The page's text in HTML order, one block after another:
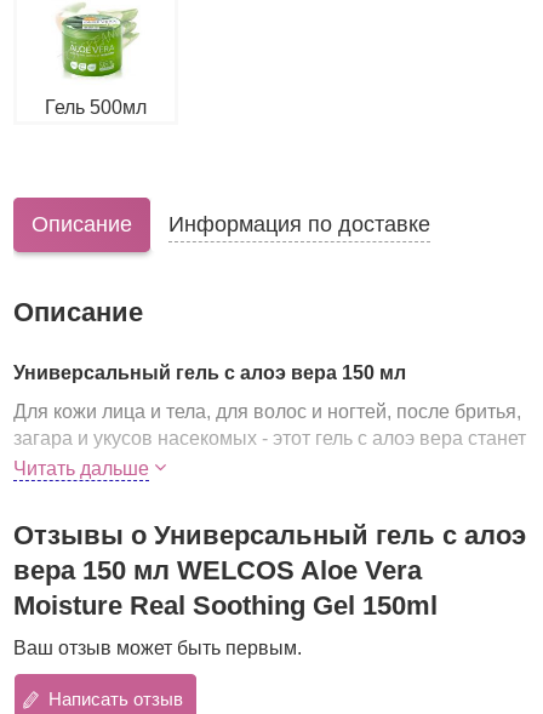
Гель 500мл
Описание Информация по доставке
Описание
Универсальный гель с алоэ вера 150 мл
Для кожи лица и тела, для волос и ногтей, после бритья,
загара и укусов насекомых - этот гель с алоэ вера станет
незаменимым помощником для всей семьи. Особенно
При использовании для лица может применяться
для ухода за любым типом кожи:
нормальную кожу гель будет поддерживать в
необходимом тонусе и уберегать от появления
шелушений;
сухую кожу мгновенно увлажнит, чувствительную
Читать дальше
Отзывы о Универсальный гель с алоэ
вера 150 мл WELCOS Aloe Vera
Moisture Real Soothing Gel 150ml
Ваш отзыв может быть первым.
Написать отзыв